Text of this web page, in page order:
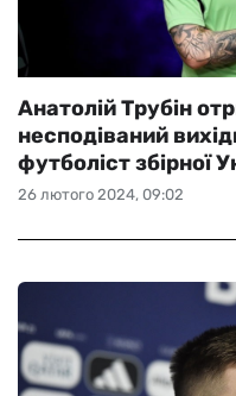
26 лютого 2024, 09:02
Анатолій Трубін
несподіваний
футболіст збірної